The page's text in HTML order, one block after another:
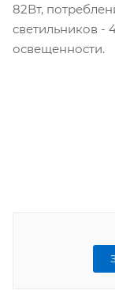
82Вт,
светильников -
освещенности.